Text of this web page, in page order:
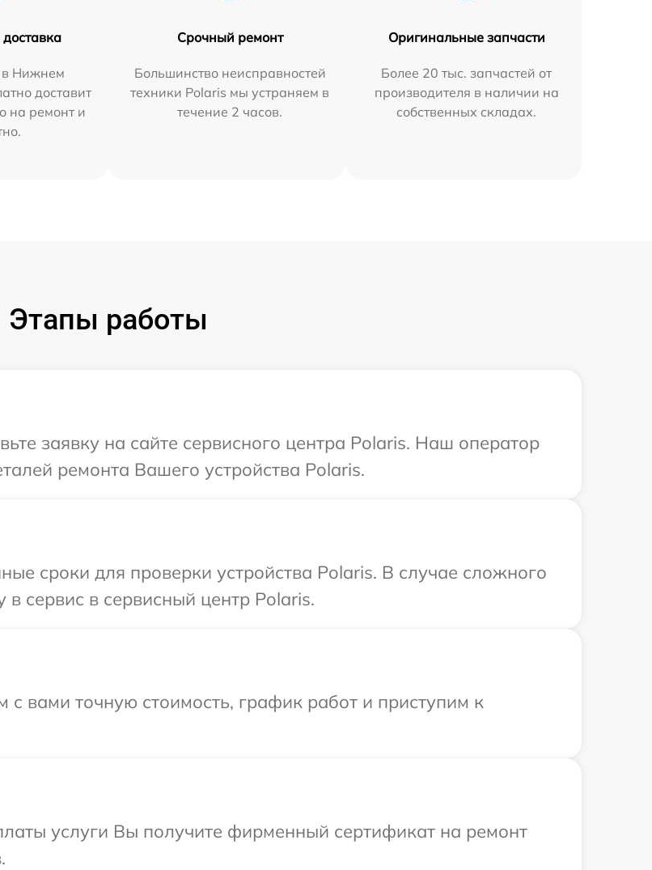
Нижнем
доставит
на ремонт и
Срочный ремонт
Большинство неисправностей
техники Polaris мы устраняем в
течение 2 часов.
Оригинальные запчасти
Более 20 тыс. запчастей от
производителя в наличии на
собственных складах.
Этапы работы
заявку на сайте сервисного центра Polaris. Наш оператор
ремонта Вашего устройства Polaris.
сроки для проверки устройства Polaris. В случае сложного
сервис в сервисный центр Polaris.
вами точную стоимость, график работ и приступим к
услуги Вы получите фирменный сертификат на ремонт